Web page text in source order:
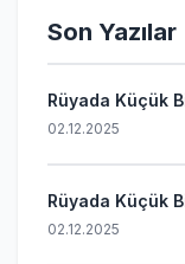
Son Yazılar
Rüyada Küçük
02.12.2025
Rüyada Küçük
02.12.2025